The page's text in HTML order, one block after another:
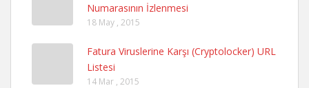
Numarasının İzlenmesi
18 May , 2015
Fatura Viruslerine Karşı (Cryptolocker) URL
Listesi
14 Mar , 2015